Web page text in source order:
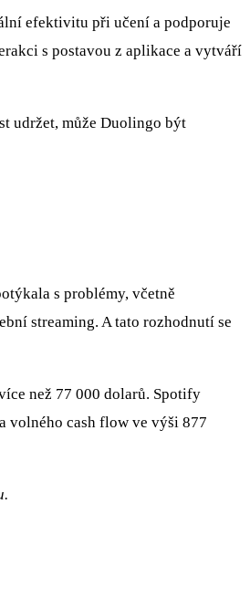
efektivitu při učení a podporuje
s postavou z aplikace a vytváří
udržet, může Duolingo být
s problémy, včetně
streaming. A tato rozhodnutí se
než 77 000 dolarů. Spotify
volného cash flow ve výši 877